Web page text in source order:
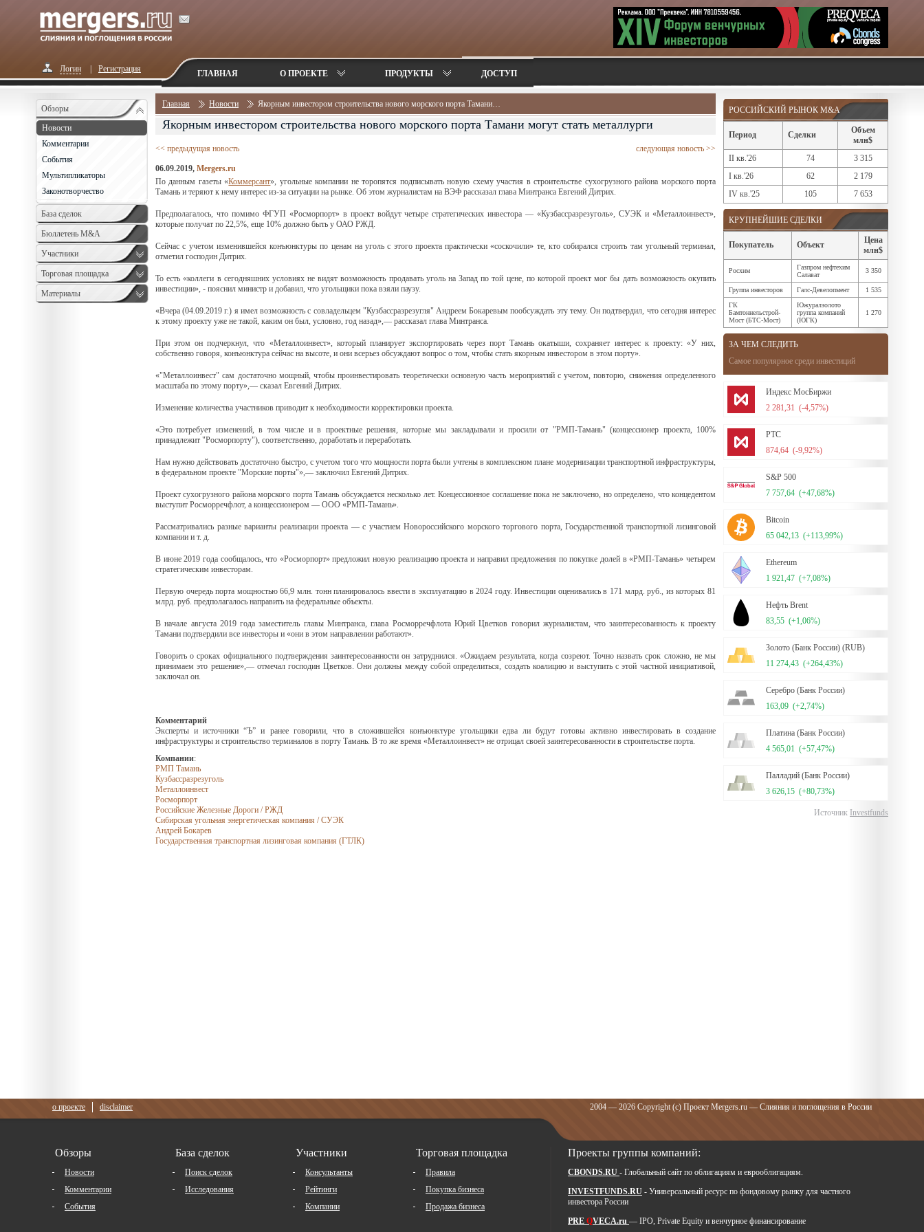
Логин Регистрация ГЛАВНАЯ О ПРОЕКТЕ ПРОДУКТЫ ДОСТУП
Обзоры
Новости
Комментарии
События
Мультипликаторы
Законотворчество
База сделок
Бюллетень M&A
Monthly
Участники
Торговая площадка
Материалы
РОССИЙСКИЙ РЫНОК M&A
Период Сделки
Объем
млн$
II кв.'26
74
3 315
I кв.'26
62
2 179
IV кв.'25
105 7 653
КРУПНЕЙШИЕ СДЕЛКИ
Покупатель Объект
Цена
млн$
Росхим
Газпром нефтехим
Салават
3 350
Группа инвесторов Галс-Девелопмент
1 535
ГК
Бамтоннельстрой-
Мост (БТС-Мост)
Южуралзолото
группа компаний
(ЮГК)
1 270
ЗА ЧЕМ СЛЕДИТЬ
Самое популярное среди инвестиций
Индекс МосБиржи
2 281,31 (-4,57%)
РТС
874,64 (-9,92%)
S&P 500
7 757,64 (+47,68%)
Bitcoin
65 042,13 (+113,99%)
Ethereum
1 921,47 (+7,08%)
Нефть Brent
83,55 (+1,06%)
Золото (Банк России) (RUB)
11 274,43 (+264,43%)
Серебро (Банк России)
163,09 (+2,74%)
Платина (Банк России)
4 565,01 (+57,47%)
Палладий (Банк России)
3 626,15 (+80,73%)
Источник Investfunds
Главная Новости Якорным инвестором строительства нового морского порта Тамани…
Якорным инвестором строительства нового морского порта Тамани могут стать металлурги
<< предыдущая новость следующая новость >>
06.09.2019, Mergers.ru
По данным газеты «Коммерсант», угольные компании не торопятся подписывать новую схему участия в строительстве сухогрузного района морского порта
Тамань и теряют к нему интерес из-за ситуации на рынке. Об этом журналистам на ВЭФ рассказал глава Минтранса Евгений Дитрих.
Предполагалось, что помимо ФГУП «Росморпорт» в проект войдут четыре стратегических инвестора — «Кузбассразрезуголь», СУЭК и «Металлоинвест»,
которые получат по 22,5%, еще 10% должно быть у ОАО РЖД.
Сейчас с учетом изменившейся конъюнктуры по ценам на уголь с этого проекта практически «соскочили» те, кто собирался строить там угольный терминал,
отметил господин Дитрих.
То есть «коллеги в сегодняшних условиях не видят возможность продавать уголь на Запад по той цене, по которой проект мог бы дать возможность окупить
инвестиции», - пояснил министр и добавил, что угольщики пока взяли паузу.
«Вчера (04.09.2019 г.) я имел возможность с совладельцем "Кузбассразрезугля" Андреем Бокаревым пообсуждать эту тему. Он подтвердил, что сегодня интерес
к этому проекту уже не такой, каким он был, условно, год назад»,— рассказал глава Минтранса.
При этом он подчеркнул, что «Металлоинвест», который планирует экспортировать через порт Тамань окатыши, сохраняет интерес к проекту: «У них,
собственно говоря, конъюнктура сейчас на высоте, и они всерьез обсуждают вопрос о том, чтобы стать якорным инвестором в этом порту».
«"Металлоинвест" сам достаточно мощный, чтобы проинвестировать теоретически основную часть мероприятий с учетом, повторю, снижения определенного
масштаба по этому порту»,— сказал Евгений Дитрих.
Изменение количества участников приводит к необходимости корректировки проекта.
«Это потребует изменений, в том числе и в проектные решения, которые мы закладывали и просили от "РМП-Тамань" (концессионер проекта, 100%
принадлежит "Росморпорту"), соответственно, доработать и переработать.
Нам нужно действовать достаточно быстро, с учетом того что мощности порта были учтены в комплексном плане модернизации транспортной инфраструктуры,
в федеральном проекте "Морские порты"»,— заключил Евгений Дитрих.
Проект сухогрузного района морского порта Тамань обсуждается несколько лет. Концессионное соглашение пока не заключено, но определено, что концедентом
выступит Росморречфлот, а концессионером — ООО «РМП-Тамань».
Рассматривались разные варианты реализации проекта — с участием Новороссийского морского торгового порта, Государственной транспортной лизинговой
компании и т. д.
В июне 2019 года сообщалось, что «Росморпорт» предложил новую реализацию проекта и направил предложения по покупке долей в «РМП-Тамань» четырем
стратегическим инвесторам.
Первую очередь порта мощностью 66,9 млн. тонн планировалось ввести в эксплуатацию в 2024 году. Инвестиции оценивались в 171 млрд. руб., из которых 81
млрд. руб. предполагалось направить на федеральные объекты.
В начале августа 2019 года заместитель главы Минтранса, глава Росморречфлота Юрий Цветков говорил журналистам, что заинтересованность к проекту
Тамани подтвердили все инвесторы и «они в этом направлении работают».
Говорить о сроках официального подтверждения заинтересованности он затруднился. «Ожидаем результата, когда созреют. Точно назвать срок сложно, не мы
принимаем это решение»,— отмечал господин Цветков. Они должны между собой определиться, создать коалицию и выступить с этой частной инициативой,
заключал он.
Комментарий
Эксперты и источники “Ъ” и ранее говорили, что в сложившейся конъюнктуре угольщики едва ли будут готовы активно инвестировать в создание
инфраструктуры и строительство терминалов в порту Тамань. В то же время «Металлоинвест» не отрицал своей заинтересованности в строительстве порта.
Компании:
РМП Тамань
Кузбассразрезуголь
Металлоинвест
Росморпорт
Российские Железные Дороги / РЖД
Сибирская угольная энергетическая компания / СУЭК
Андрей Бокарев
Государственная транспортная лизинговая компания (ГТЛК)
о проекте disclaimer 2004 — 2026 Copyright (c) Проект Mergers.ru — Слияния и поглощения в России
Обзоры
Новости
Комментарии
События
База сделок
Поиск сделок
Исследования
Участники
Консультанты
Рейтинги
Компании
Торговая площадка
Правила
Покупка бизнеса
Продажа бизнеса
Проекты группы компаний:
CBONDS.RU - Глобальный сайт по облигациям и еврооблигациям.
INVESTFUNDS.RU - Универсальный ресурс по фондовому рынку для частного
инвестора России
PRE QVECA.ru — IPO, Private Equity и венчурное финансирование